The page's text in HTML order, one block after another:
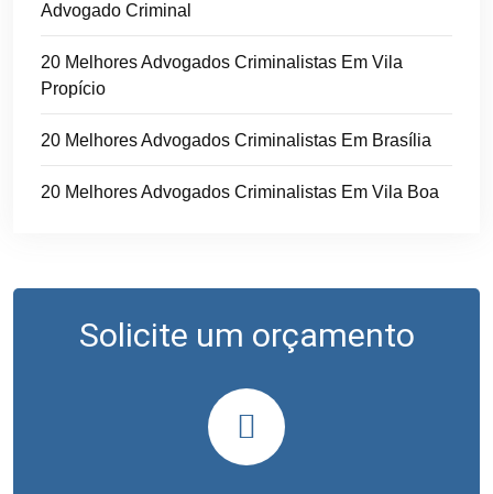
Advogado Criminal
20 Melhores Advogados Criminalistas Em Vila
Propício
20 Melhores Advogados Criminalistas Em Brasília
20 Melhores Advogados Criminalistas Em Vila Boa
Solicite um orçamento